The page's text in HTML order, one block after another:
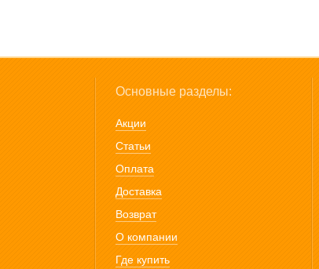
Основные разделы:
Акции
Статьи
Оплата
Доставка
Возврат
О компании
Где купить